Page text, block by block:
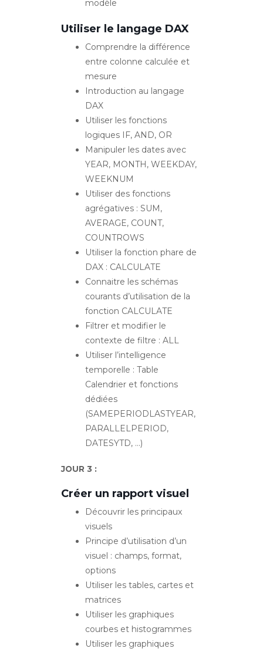
modèle
Utiliser le langage DAX
Comprendre la différence
entre colonne calculée et
mesure
Introduction au langage
DAX
Utiliser les fonctions
logiques IF, AND, OR
Manipuler les dates avec
YEAR, MONTH, WEEKDAY,
WEEKNUM
Utiliser des fonctions
agrégatives : SUM,
AVERAGE, COUNT,
COUNTROWS
Utiliser la fonction phare de
DAX : CALCULATE
Connaitre les schémas
courants d’utilisation de la
fonction CALCULATE
Filtrer et modifier le
contexte de filtre : ALL
Utiliser l’intelligence
temporelle : Table
Calendrier et fonctions
dédiées
(SAMEPERIODLASTYEAR,
PARALLELPERIOD,
DATESYTD, …)
JOUR 3 :
Créer un rapport visuel
Découvrir les principaux
visuels
Principe d’utilisation d’un
visuel : champs, format,
options
Utiliser les tables, cartes et
matrices
Utiliser les graphiques
courbes et histogrammes
Utiliser les graphiques